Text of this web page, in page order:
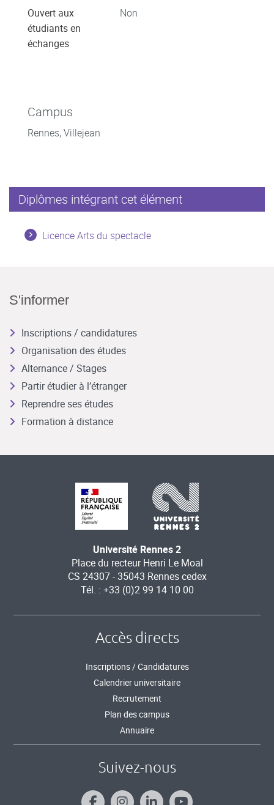
Ouvert aux
étudiants en
échanges
Non
Campus
Rennes, Villejean
Diplômes intégrant cet élément
Licence Arts du spectacle
S'informer
Inscriptions / candidatures
Organisation des études
Alternance / Stages
Partir étudier à l’étranger
Reprendre ses études
Formation à distance
Université Rennes 2
Place du recteur Henri Le Moal
CS 24307 - 35043 Rennes cedex
Tél. : +33 (0)2 99 14 10 00
Accès directs
Inscriptions / Candidatures
Calendrier universitaire
Recrutement
Plan des campus
Annuaire
Suivez-nous